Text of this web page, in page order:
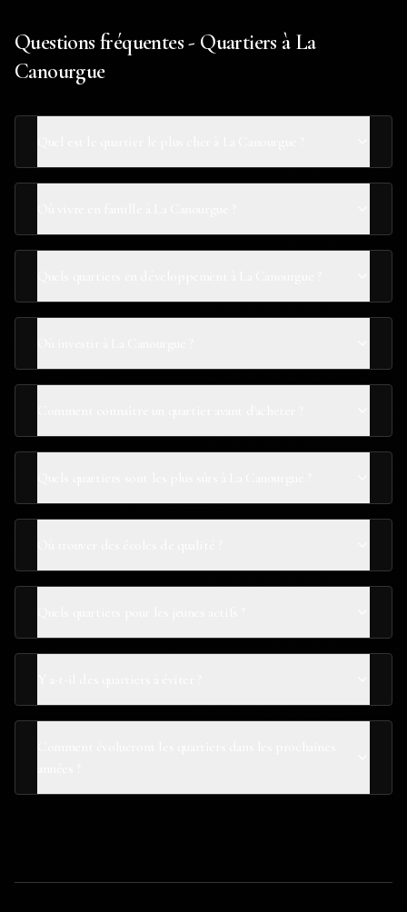
Questions fréquentes - Quartiers à La
Canourgue